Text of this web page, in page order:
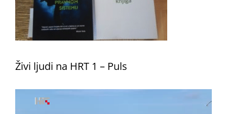
Živi ljudi na HRT 1 – Puls
Reproduktor
videozapisa